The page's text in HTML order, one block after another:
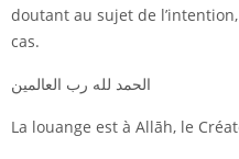
doutant au sujet de
cas.
الحمد لله رب العالمين
La louange est à Allāh, le